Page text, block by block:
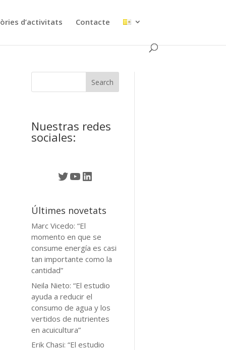
d’activitats Contacte
Nuestras redes
sociales:
Twitter
YouTube
LinkedIn
Últimes novetats
Marc Vicedo: “El
momento en que se
consume energía es casi
tan importante como la
cantidad”
Neila Nieto: “El estudio
ayuda a reducir el
consumo de agua y los
vertidos de nutrientes
en acuicultura”
Erik Chasi: “El estudio